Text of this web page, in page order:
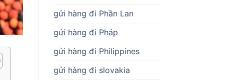
gửi hàng đi Phần Lan
gửi hàng đi Pháp
gửi hàng đi Philippines
gửi hàng đi slovakia